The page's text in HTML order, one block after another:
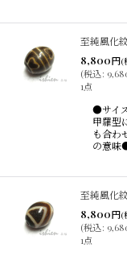
至純風化
8,800円(
(税込:
1点
●サイ
甲羅型
も合わ
の意
至純風化
8,800円(
(税込:
1点